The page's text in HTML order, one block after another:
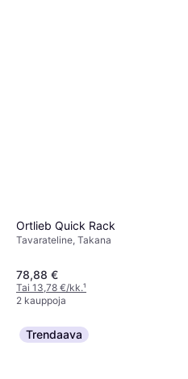
Ortlieb Quick Rack
Tavarateline, Takana
78,88 €
Tai 13,78 €/kk.¹
2 kauppoja
Trendaava